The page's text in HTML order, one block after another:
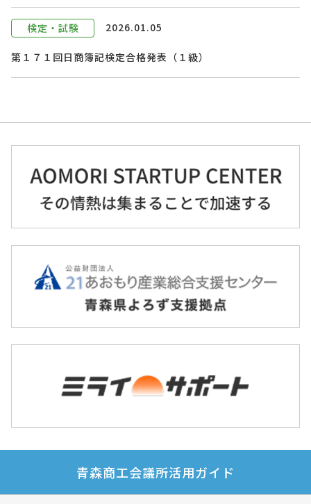
検定・試験 2026.01.05
第１７１回日商簿記検定合格発表（１級）
青森商工会議所活用ガイド